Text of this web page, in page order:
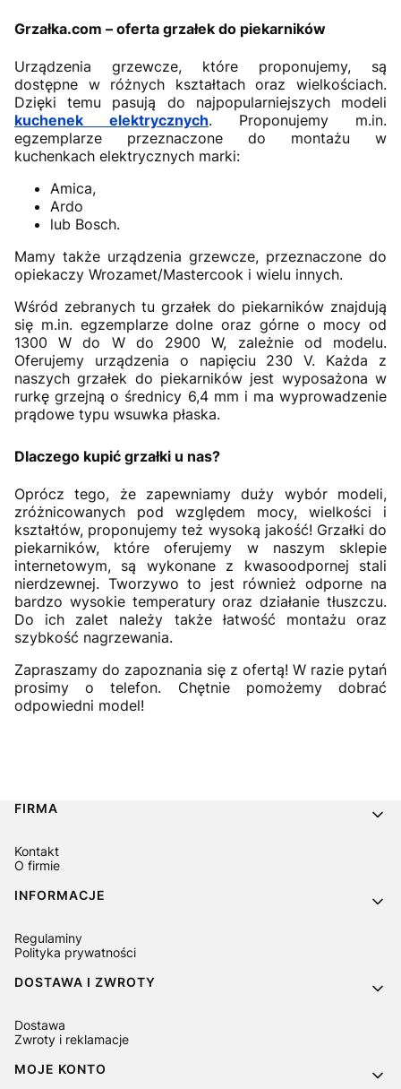
Grzałka.com – oferta grzałek do piekarników
Urządzenia grzewcze, które proponujemy, są
dostępne w różnych kształtach oraz wielkościach.
Dzięki temu pasują do najpopularniejszych modeli
kuchenek elektrycznych. Proponujemy m.in.
egzemplarze przeznaczone do montażu w
kuchenkach elektrycznych marki:
Amica,
Ardo
lub Bosch.
Mamy także urządzenia grzewcze, przeznaczone do
opiekaczy Wrozamet/Mastercook i wielu innych.
Wśród zebranych tu grzałek do piekarników znajdują
się m.in. egzemplarze dolne oraz górne o mocy od
1300 W do W do 2900 W, zależnie od modelu.
Oferujemy urządzenia o napięciu 230 V. Każda z
naszych grzałek do piekarników jest wyposażona w
rurkę grzejną o średnicy 6,4 mm i ma wyprowadzenie
prądowe typu wsuwka płaska.
Dlaczego kupić grzałki u nas?
Oprócz tego, że zapewniamy duży wybór modeli,
zróżnicowanych pod względem mocy, wielkości i
kształtów, proponujemy też wysoką jakość! Grzałki do
piekarników, które oferujemy w naszym sklepie
internetowym, są wykonane z kwasoodpornej stali
nierdzewnej. Tworzywo to jest również odporne na
bardzo wysokie temperatury oraz działanie tłuszczu.
Do ich zalet należy także łatwość montażu oraz
szybkość nagrzewania.
Zapraszamy do zapoznania się z ofertą! W razie pytań
prosimy o telefon. Chętnie pomożemy dobrać
odpowiedni model!
Linki w stopce
FIRMA
Kontakt
O firmie
INFORMACJE
Regulaminy
Polityka prywatności
DOSTAWA I ZWROTY
Dostawa
Zwroty i reklamacje
MOJE KONTO